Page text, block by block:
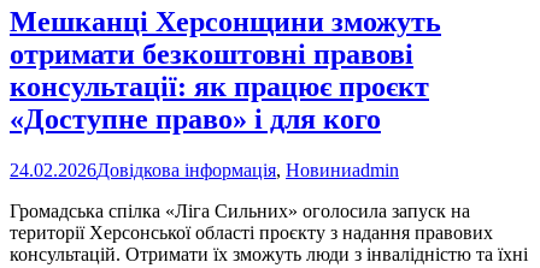
навчання
до
Харківського
національного
університету
Повітряних
імені
Івана
Кожедуба
у
2026
Мешканці Херсонщини зможуть
отримати безкоштовні правові
консультації: як працює проєкт
«Доступне право» і для кого
24.02.2026Довідкова інформація, Новиниadmin
Громадська спілка «Ліга Сильних» оголосила запуск на
території Херсонської області проєкту з надання правових
консультацій. Отримати їх зможуть люди з інвалідністю та їхні